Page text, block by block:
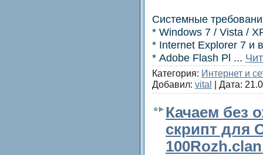
Системные
* Windows 7 / Vista /
* Internet Explorer 7 и
* Adobe Flash Pl ...
Категория: Интернет и
Добавил: vital | Дата:
Качаем без
скрипт для